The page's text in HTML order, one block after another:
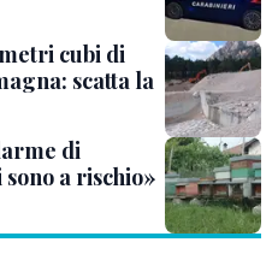
cubi di
scatta la
di
a rischio»